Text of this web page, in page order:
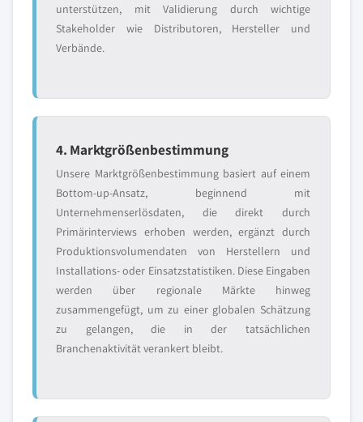
unterstützen, mit Validierung durch wichtige
Stakeholder wie Distributoren, Hersteller und
Verbände.
4. Marktgrößenbestimmung
Unsere Marktgrößenbestimmung basiert auf einem
Bottom-up-Ansatz, beginnend mit
Unternehmenserlösdaten, die direkt durch
Primärinterviews erhoben werden, ergänzt durch
Produktionsvolumendaten von Herstellern und
Installations- oder Einsatzstatistiken. Diese Eingaben
werden über regionale Märkte hinweg
zusammengefügt, um zu einer globalen Schätzung
zu gelangen, die in der tatsächlichen
Branchenaktivität verankert bleibt.